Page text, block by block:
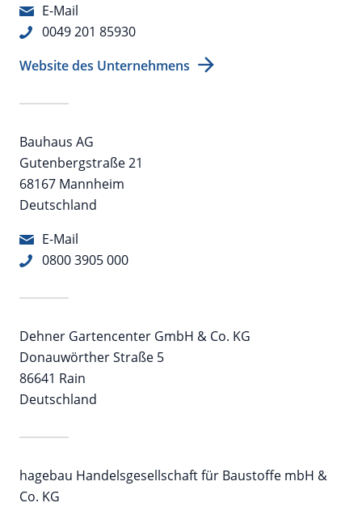
E-Mail
0049 201 85930
Website des Unternehmens
Bauhaus AG
Gutenbergstraße 21
68167 Mannheim
Deutschland
E-Mail
0800 3905 000
Dehner Gartencenter GmbH & Co. KG
Donauwörther Straße 5
86641 Rain
Deutschland
hagebau Handelsgesellschaft für Baustoffe mbH &
Co. KG